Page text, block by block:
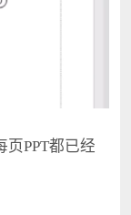
PPT都已经